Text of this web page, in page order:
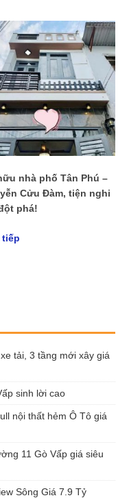
nhà phố Tân Phú –
Cửu Đàm, tiện nghi
phá!
tải, 3 tầng mới xây giá
sinh lời cao
nội thất hẻm Ô Tô giá
11 Gò Vấp giá siêu
Sông Giá 7.9 Tỷ